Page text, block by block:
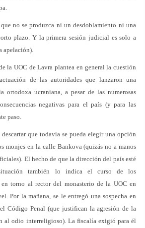
no se produzca ni un desdoblamiento ni una
plazo. Y la primera sesión judicial es solo a
apelación).
la UOC de Lavra plantea en general la cuestión
de las autoridades que lanzaron una
ortodoxa ucraniana, a pesar de las numerosas
negativas para el país (y para las
paso.
que todavía se pueda elegir una opción
monjes en la calle Bankova (quizás no a manos
El hecho de que la dirección del país esté
también lo indica el curso de los
torno al rector del monasterio de la UOC en
Por la mañana, se le entregó una sospecha en
Código Penal (que justifican la agresión de la
al odio interreligioso). La fiscalía exigió para él